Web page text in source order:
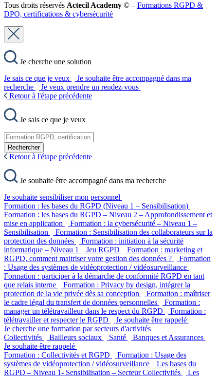
Tous droits réservés Actecil Academy © – Formations RGPD &
DPO, certifications & cybersécurité
Je cherche une solution
Je sais ce que je veux
Je souhaite être accompagné dans ma
recherche
Je veux prendre un rendez-vous
Retour à l'étape précédente
Je sais ce que je veux
Rechercher
Retour à l'étape précédente
Je souhaite être accompagné dans ma recherche
Je souhaite sensibiliser mon personnel
Formation : les bases du RGPD (Niveau 1 – Sensibilisation)
Formation : les bases du RGPD – Niveau 2 – Approfondissement et
mise en application
Formation : la cybersécurité – Niveau 1 –
Sensibilisation
Formation : Sensibilisation des collaborateurs sur la
protection des données
Formation : initiation à la sécurité
informatique – Niveau 1
Jeu RGPD
Formation : marketing et
RGPD, comment maitriser votre gestion des données ?
Formation
: Usage des systèmes de vidéoprotection / vidéosurveillance
Formation : participer à la démarche de conformité RGPD en tant
que relais interne
Formation : Privacy by design, intégrer la
protection de la vie privée dès sa conception
Formation : maîtriser
le cadre légal du transfert de données personnelles
Formation :
manager un télétravailleur dans le respect du RGPD
Formation :
télétravailler et respecter le RGPD
Je souhaite être rappelé
Je cherche une formation par secteurs d'activités
Collectivités
Bailleurs sociaux Santé
Banques et Assurances
Je souhaite être rappelé
Formation : Collectivités et RGPD
Formation : Usage des
systèmes de vidéoprotection / vidéosurveillance
Les bases du
RGPD – Niveau 1- Sensibilisation – Secteur Collectivités
Les